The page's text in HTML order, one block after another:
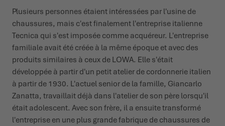
Plusieurs personnes étaient intéressées par l'usine de
chaussures, mais c'est finalement l'entreprise italienne
Tecnica qui s'est imposée comme acquéreur. L'entreprise
familiale avait été créée à la même époque et avec des
produits similaires à ceux de LOWA. Elle s'était
développée à partir d'un petit atelier de cordonnerie italien
à partir de 1930. L'actuel senior de la famille, Giancarlo
Zanatta, travaillait déjà dans l'atelier de son père lorsqu'il
était adolescent. Avec son frère, il a ensuite transformé
l'entreprise en une plus grande fabrique de chaussures de